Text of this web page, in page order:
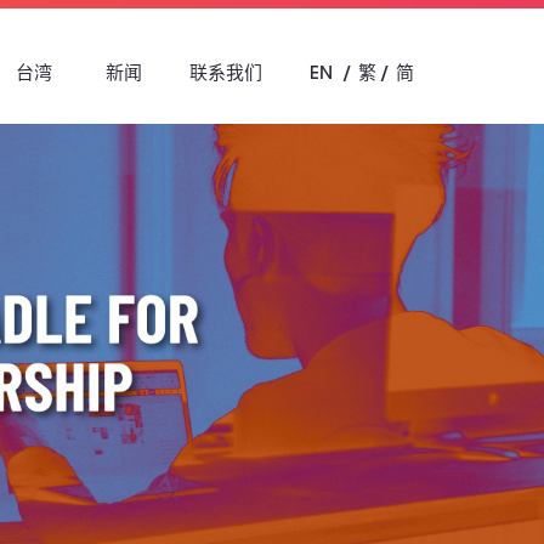
台湾 新闻 联系我们 EN 繁 简